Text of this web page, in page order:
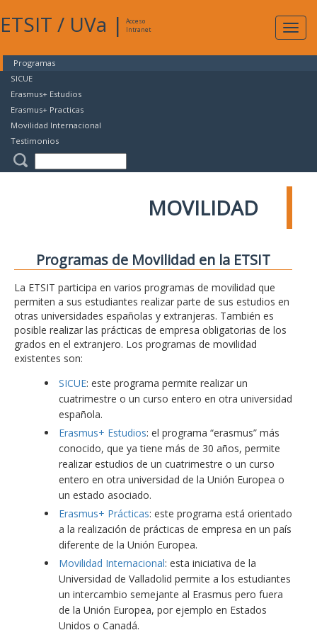
ETSIT / UVa |
Acceso
Intranet
Programas
SICUE
Erasmus+ Estudios
Erasmus+ Practicas
Movilidad Internacional
Testimonios
MOVILIDAD
Programas de Movilidad en la ETSIT
La ETSIT participa en varios programas de movilidad que
permiten a sus estudiantes realizar parte de sus estudios en
otras universidades españolas y extranjeras. También es
posible realizar las prácticas de empresa obligatorias de los
grados en el extranjero. Los programas de movilidad
existentes son:
SICUE: este programa permite realizar un
cuatrimestre o un curso entero en otra universidad
española.
Erasmus+ Estudios: el programa “erasmus” más
conocido, que ya tiene más de 30 años, permite
realizar estudios de un cuatrimestre o un curso
entero en otra universidad de la Unión Europea o
un estado asociado.
Erasmus+ Prácticas: este programa está orientado
a la realización de prácticas de empresa en un país
diferente de la Unión Europea.
Movilidad Internacional: esta iniciativa de la
Universidad de Valladolid permite a los estudiantes
un intercambio semejante al Erasmus pero fuera
de la Unión Europea, por ejemplo en Estados
Unidos o Canadá.